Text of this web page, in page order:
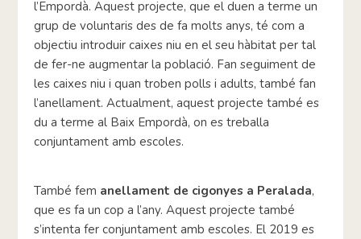
l’Empordà. Aquest projecte, que el duen a terme un
grup de voluntaris des de fa molts anys, té com a
objectiu introduir caixes niu en el seu hàbitat per tal
de fer-ne augmentar la població. Fan seguiment de
les caixes niu i quan troben polls i adults, també fan
l’anellament. Actualment, aquest projecte també es
du a terme al Baix Empordà, on es treballa
conjuntament amb escoles.
També fem anellament de cigonyes a Peralada,
que es fa un cop a l’any. Aquest projecte també
s’intenta fer conjuntament amb escoles. El 2019 es